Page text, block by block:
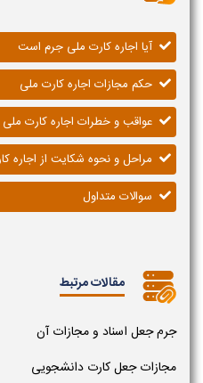
آیا اجاره کارت ملی جرم است
حکم مجازات اجاره کارت ملی
عواقب و خطرات اجاره کارت ملی
مراحل و نحوه شکایت از اجاره
سوالات متداول
مقالات مرتبط
جرم جعل اسناد و مجازات آن
مجازات جعل کارت دانشجویی